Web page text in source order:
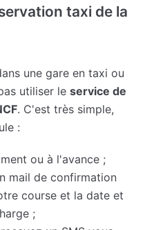
taxi de la
une gare en taxi ou
utiliser leservice de
. C'est très simple,
:
ou à l'avance ;
mail de confirmation
course et la date et
;